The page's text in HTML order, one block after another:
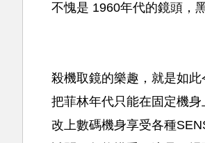
不愧是 1960年代的鏡頭，
殺機取鏡的樂趣，就是如此
把菲林年代只能在固定機身
改上數碼機身享受各種